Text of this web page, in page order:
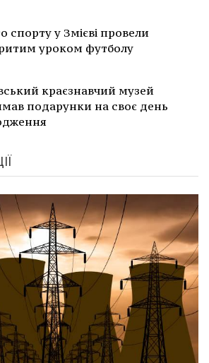
спорту у Змієві провели
уроком футболу
краєзнавчий музей
подарунки на своє день